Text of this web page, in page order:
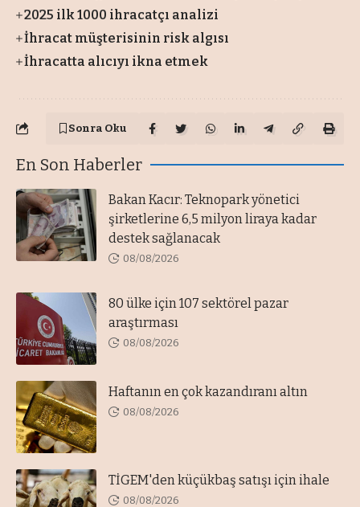
2025 ilk 1000 ihracatçı analizi
İhracat müşterisinin risk algısı
İhracatta alıcıyı ikna etmek
Sonra Oku
En Son Haberler
Bakan Kacır: Teknopark yönetici
şirketlerine 6,5 milyon liraya kadar
destek sağlanacak
08/08/2026
80 ülke için 107 sektörel pazar
araştırması
08/08/2026
Haftanın en çok kazandıranı altın
08/08/2026
TİGEM'den küçükbaş satışı için ihale
08/08/2026